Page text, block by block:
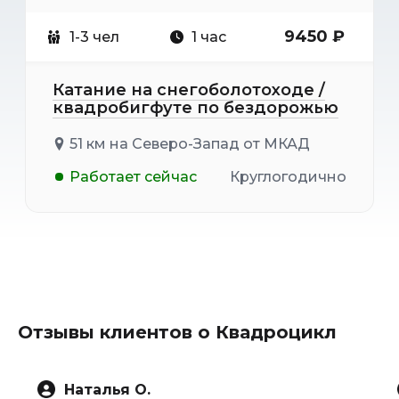
1-3 чел 1 час 9450 ₽
Катание на снегоболотоходе /
квадробигфуте по бездорожью
51 км на Северо-Запад от МКАД
Работает сейчас
Круглогодично
Отзывы клиентов о Квадроцикл
Наталья О.